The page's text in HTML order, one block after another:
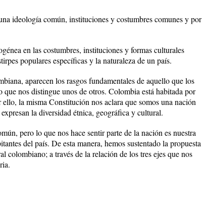
ideología común, instituciones y costumbres comunes y por
en las costumbres, instituciones y formas culturales
populares específicas y la naturaleza de un país.
aparecen los rasgos fundamentales de aquello que los
nos distingue unos de otros. Colombia está habitada por
la misma Constitución nos aclara que somos una nación
la diversidad étnica, geográfica y cultural.
pero lo que nos hace sentir parte de la nación es nuestra
del país. De esta manera, hemos sustentado la propuesta
a través de la relación de los tres ejes que nos